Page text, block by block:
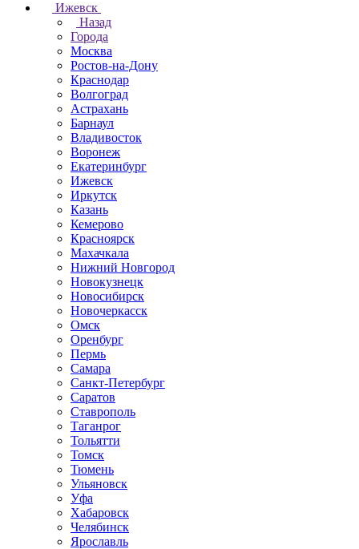
Ижевск
Назад
Города
Москва
Ростов-на-Дону
Краснодар
Волгоград
Астрахань
Барнаул
Владивосток
Воронеж
Екатеринбург
Ижевск
Иркутск
Казань
Кемерово
Красноярск
Махачкала
Нижний Новгород
Новокузнецк
Новосибирск
Новочеркаcск
Омск
Оренбург
Пермь
Самара
Санкт-Петербург
Саратов
Ставрополь
Таганрог
Тольятти
Томск
Тюмень
Ульяновск
Уфа
Хабаровск
Челябинск
Ярославль